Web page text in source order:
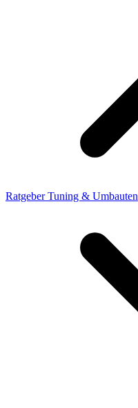
Ratgeber Tuning & Umbauten